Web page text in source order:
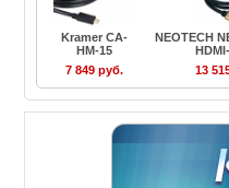
Kramer CA-
HM-15
7 849 руб.
NEOTECH
13